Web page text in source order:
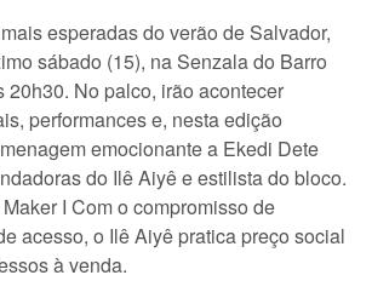
esperadas do verão de Salvador,
sábado (15), na Senzala do Barro
20h30. No palco, irão acontecer
performances e, nesta edição
emocionante a Ekedi Dete
do Ilê Aiyê e estilista do bloco.
I Com o compromisso de
acesso, o Ilê Aiyê pratica preço social
à venda.